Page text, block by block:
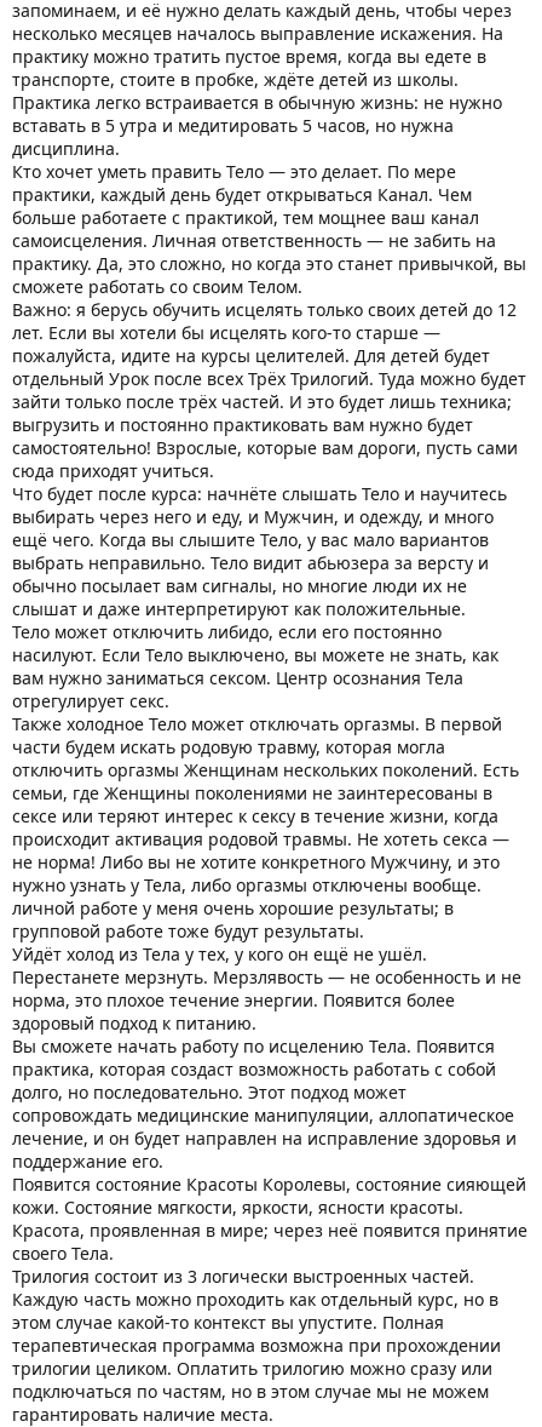
запоминаем, и её нужно делать каждый день, чтобы через
несколько месяцев началось выправление искажения. На
практику можно тратить пустое время, когда вы едете в
транспорте, стоите в пробке, ждёте детей из школы.
Практика легко встраивается в обычную жизнь: не нужно
вставать в 5 утра и медитировать 5 часов, но нужна
дисциплина.
Кто хочет уметь править Тело — это делает. По мере
практики, каждый день будет открываться Канал. Чем
больше работаете с практикой, тем мощнее ваш канал
самоисцеления. Личная ответственность — не забить на
практику. Да, это сложно, но когда это станет привычкой, вы
сможете работать со своим Телом.
Важно: я берусь обучить исцелять только своих детей до 12
лет. Если вы хотели бы исцелять кого-то старше —
пожалуйста, идите на курсы целителей. Для детей будет
отдельный Урок после всех Трёх Трилогий. Туда можно будет
зайти только после трёх частей. И это будет лишь техника;
выгрузить и постоянно практиковать вам нужно будет
самостоятельно! Взрослые, которые вам дороги, пусть сами
сюда приходят учиться.
Что будет после курса: начнёте слышать Тело и научитесь
выбирать через него и еду, и Мужчин, и одежду, и много
ещё чего. Когда вы слышите Тело, у вас мало вариантов
выбрать неправильно. Тело видит абьюзера за версту и
обычно посылает вам сигналы, но многие люди их не
слышат и даже интерпретируют как положительные.
Тело может отключить либидо, если его постоянно
насилуют. Если Тело выключено, вы можете не знать, как
вам нужно заниматься сексом. Центр осознания Тела
отрегулирует секс.
Также холодное Тело может отключать оргазмы. В первой
части будем искать родовую травму, которая могла
отключить оргазмы Женщинам нескольких поколений. Есть
семьи, где Женщины поколениями не заинтересованы в
сексе или теряют интерес к сексу в течение жизни, когда
происходит активация родовой травмы. Не хотеть секса —
не норма! Либо вы не хотите конкретного Мужчину, и это
нужно узнать у Тела, либо оргазмы отключены вообще.
личной работе у меня очень хорошие результаты; в
групповой работе тоже будут результаты.
Уйдёт холод из Тела у тех, у кого он ещё не ушёл.
Перестанете мерзнуть. Мерзлявость — не особенность и не
норма, это плохое течение энергии. Появится более
здоровый подход к питанию.
Вы сможете начать работу по исцелению Тела. Появится
практика, которая создаст возможность работать с собой
долго, но последовательно. Этот подход может
сопровождать медицинские манипуляции, аллопатическое
лечение, и он будет направлен на исправление здоровья и
поддержание его.
Появится состояние Красоты Королевы, состояние сияющей
кожи. Состояние мягкости, яркости, ясности красоты.
Красота, проявленная в мире; через неё появится принятие
своего Тела.
Трилогия состоит из 3 логически выстроенных частей.
Каждую часть можно проходить как отдельный курс, но в
этом случае какой-то контекст вы упустите. Полная
терапевтическая программа возможна при прохождении
трилогии целиком. Оплатить трилогию можно сразу или
подключаться по частям, но в этом случае мы не можем
гарантировать наличие места.